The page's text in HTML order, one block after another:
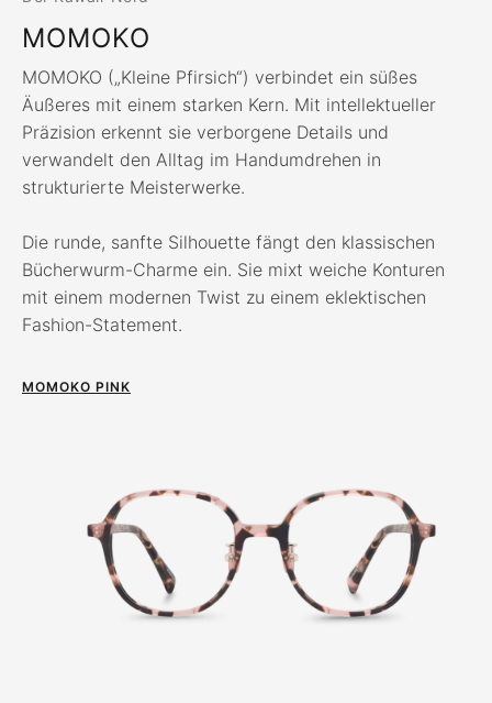
MOMOKO
MOMOKO („Kleine Pfirsich“) verbindet ein süßes
Äußeres mit einem starken Kern. Mit intellektueller
Präzision erkennt sie verborgene Details und
verwandelt den Alltag im Handumdrehen in
strukturierte Meisterwerke.
Die runde, sanfte Silhouette fängt den klassischen
Bücherwurm-Charme ein. Sie mixt weiche Konturen
mit einem modernen Twist zu einem eklektischen
Fashion-Statement.
MOMOKO PINK